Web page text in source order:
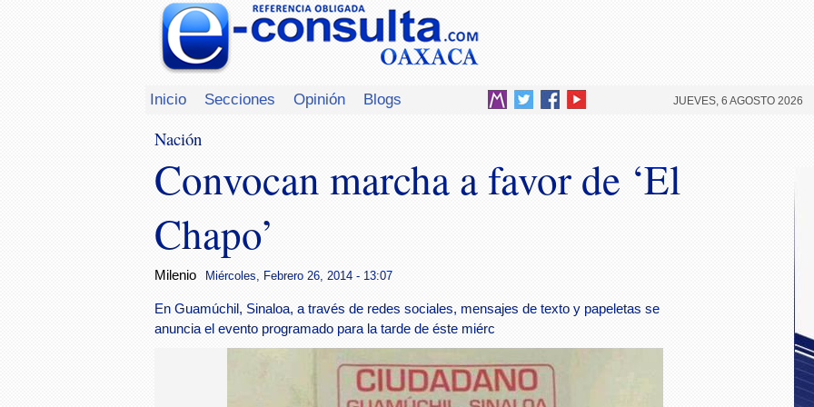
Inicio Secciones Opinión Blogs JUEVES, 6 AGOSTO 2026
Nación
Convocan marcha a favor de ‘El
Chapo’
Milenio Miércoles, Febrero 26, 2014 - 13:07
En Guamúchil, Sinaloa, a través de redes sociales, mensajes de texto y papeletas se
anuncia el evento programado para la tarde de éste miérc